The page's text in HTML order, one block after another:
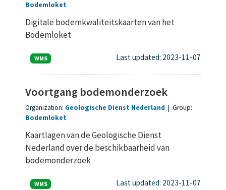
Bodemloket
Digitale bodemkwaliteitskaarten van het
Bodemloket
WMS Last updated: 2023-11-07
Voortgang bodemonderzoek
Organization: Geologische Dienst Nederland | Group:
Bodemloket
Kaartlagen van de Geologische Dienst
Nederland over de beschikbaarheid van
bodemonderzoek
WMS Last updated: 2023-11-07